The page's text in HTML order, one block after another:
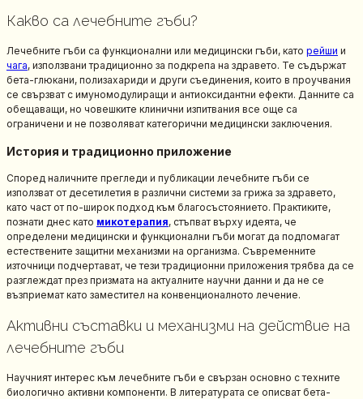
Какво са лечебните гъби?
Лечебните гъби са функционални или медицински гъби, като рейши и
чага, използвани традиционно за подкрепа на здравето. Те съдържат
бета-глюкани, полизахариди и други съединения, които в проучвания
се свързват с имуномодулиращи и антиоксидантни ефекти. Данните са
обещаващи, но човешките клинични изпитвания все още са
ограничени и не позволяват категорични медицински заключения.
История и традиционно приложение
Според наличните прегледи и публикации лечебните гъби се
използват от десетилетия в различни системи за грижа за здравето,
като част от по-широк подход към благосъстоянието. Практиките,
познати днес като микотерапия, стъпват върху идеята, че
определени медицински и функционални гъби могат да подпомагат
естествените защитни механизми на организма. Съвременните
източници подчертават, че тези традиционни приложения трябва да се
разглеждат през призмата на актуалните научни данни и да не се
възприемат като заместител на конвенционалното лечение.
Активни съставки и механизми на действие на
лечебните гъби
Научният интерес към лечебните гъби е свързан основно с техните
биологично активни компоненти. В литературата се описват бета-